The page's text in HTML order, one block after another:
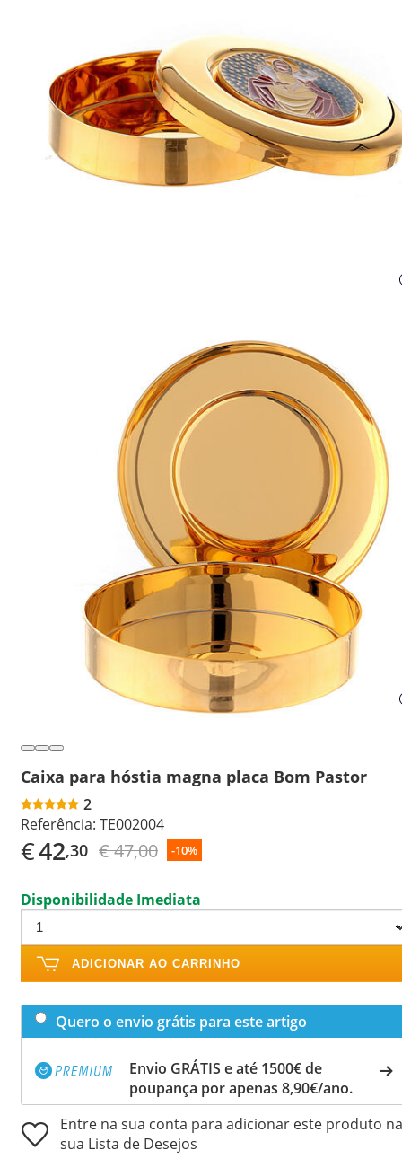
Caixa para hóstia magna placa Bom Pastor
2
Referência: TE002004
€42,30 € 47,00 -10%
Disponibilidade Imediata
ADICIONAR AO CARRINHO
Quero o envio grátis para este artigo
Envio GRÁTIS e até 1500€ de
poupança por apenas 8,90€/ano.
Entre na sua conta para adicionar este produto na
sua Lista de Desejos